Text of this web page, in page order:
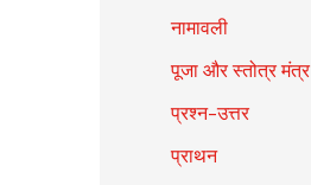
नामावली
पूजा और स्तोत्र मंत्र
प्रश्न-उत्तर
प्राथन